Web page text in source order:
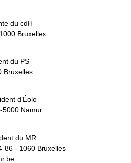
du cdH
Bruxelles
du PS
Bruxelles
d’Éolo
5000 Namur
du MR
86 - 1060 Bruxelles